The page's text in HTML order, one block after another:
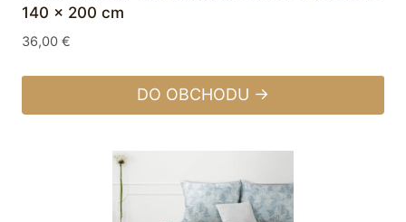
140 x 200 cm
36,00 €
DO OBCHODU →